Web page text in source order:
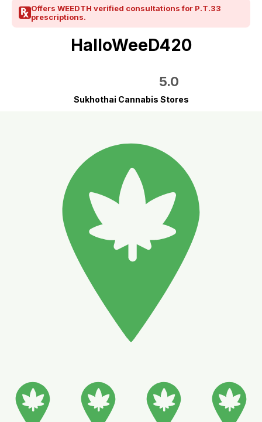
Offers WEEDTH verified consultations for P.T.33
prescriptions.
HalloWeeD420
5.0
Sukhothai Cannabis Stores